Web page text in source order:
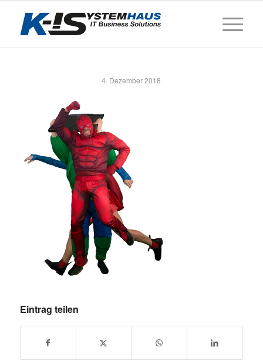
4. Dezember 2018
Eintrag teilen